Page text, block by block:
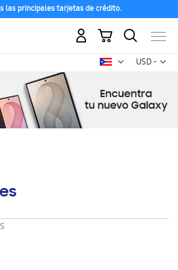
las principales tarjetas de crédito.
USD -
dólar
Mi carrito